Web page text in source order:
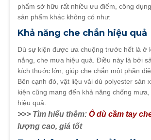
phẩm sở hữu rất nhiều ưu điểm, công
sản phẩm khác không có như:
Khả năng che chắn hiệu quả
Dù sự kiện được ưa chuộng trước hết là ở
nắng, che mưa hiệu quả. Điều này là bởi
kích thước lớn, giúp che chắn một phần
Bên cạnh đó, vật liệu vải dù polyester sản
kiện cũng mang đến khả năng chống
hiệu quả.
>>> Tìm hiểu thêm: Ô dù cầm tay
lượng cao, giá tốt